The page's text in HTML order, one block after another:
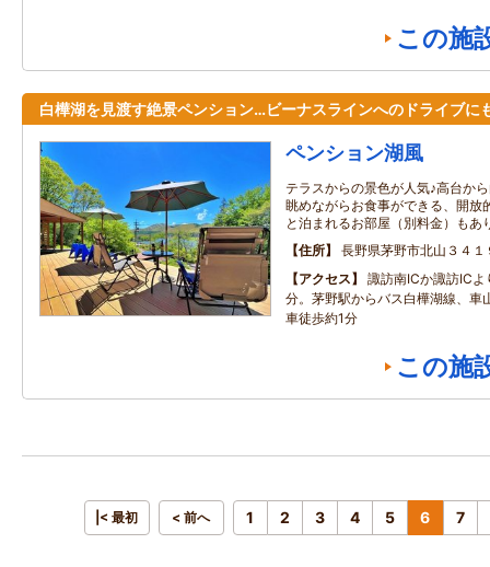
この施
白樺湖を見渡す絶景ペンション…ビーナスラインへのドライブに
ペンション湖風
テラスからの景色が人気♪高台か
眺めながらお食事ができる、開放
と泊まれるお部屋（別料金）もあ
住所
長野県茅野市北山３４１
アクセス
諏訪南ICか諏訪IC
分。茅野駅からバス白樺湖線、車
車徒歩約1分
この施
|< 最初 < 前へ 1 2 3 4 5 6 7